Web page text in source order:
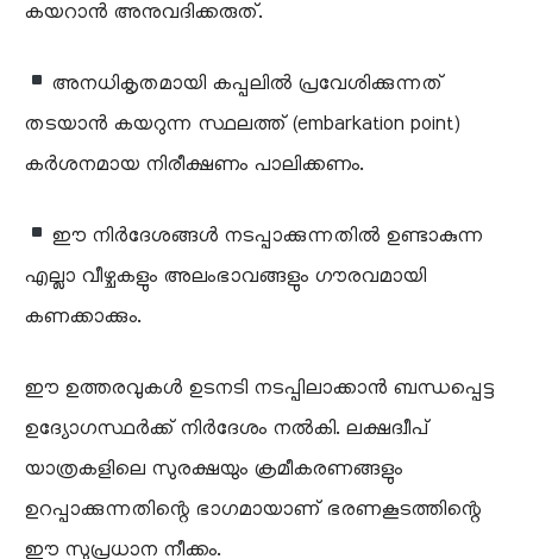
കയറാൻ അനുവദിക്കരുത്.
അനധികൃതമായി കപ്പലിൽ പ്രവേശിക്കുന്നത്
തടയാൻ കയറുന്ന സ്ഥലത്ത് (embarkation point)
കർശനമായ നിരീക്ഷണം പാലിക്കണം.
ഈ നിർദേശങ്ങൾ നടപ്പാക്കുന്നതിൽ ഉണ്ടാകുന്ന
എല്ലാ വീഴ്ചകളും അലംഭാവങ്ങളും ഗൗരവമായി
കണക്കാക്കും.
ഈ ഉത്തരവുകൾ ഉടനടി നടപ്പിലാക്കാൻ ബന്ധപ്പെട്ട
ഉദ്യോഗസ്ഥർക്ക് നിർദേശം നൽകി. ലക്ഷദ്വീപ്
യാത്രകളിലെ സുരക്ഷയും ക്രമീകരണങ്ങളും
ഉറപ്പാക്കുന്നതിന്റെ ഭാഗമായാണ് ഭരണകൂടത്തിന്റെ
ഈ സുപ്രധാന നീക്കം.